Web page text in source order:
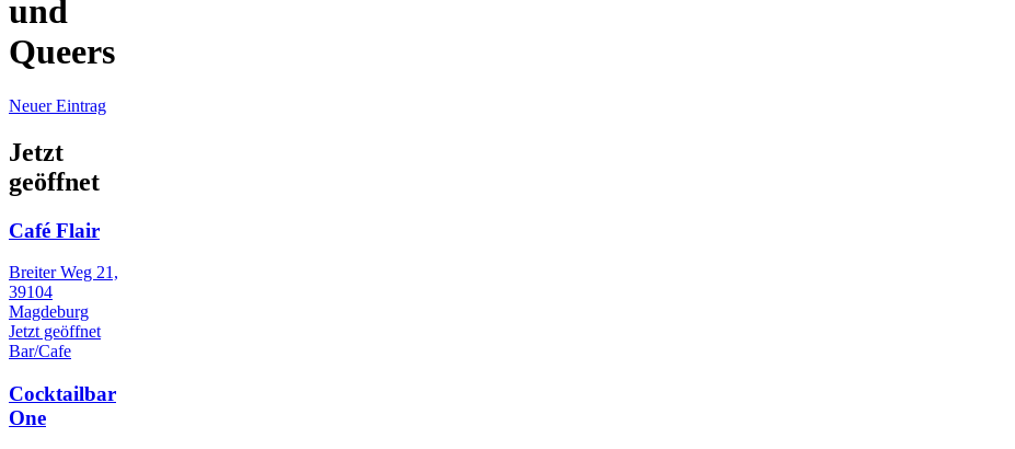
und
Queers
Neuer Eintrag
Jetzt
geöffnet
Café Flair
Breiter Weg 21,
39104
Magdeburg
Jetzt geöffnet
Bar/Cafe
Cocktailbar
One